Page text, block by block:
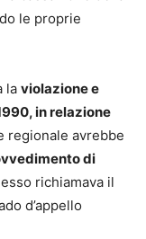
le proprie
la violazione e
in relazione
regionale avrebbe
di
richiamava il
d’appello